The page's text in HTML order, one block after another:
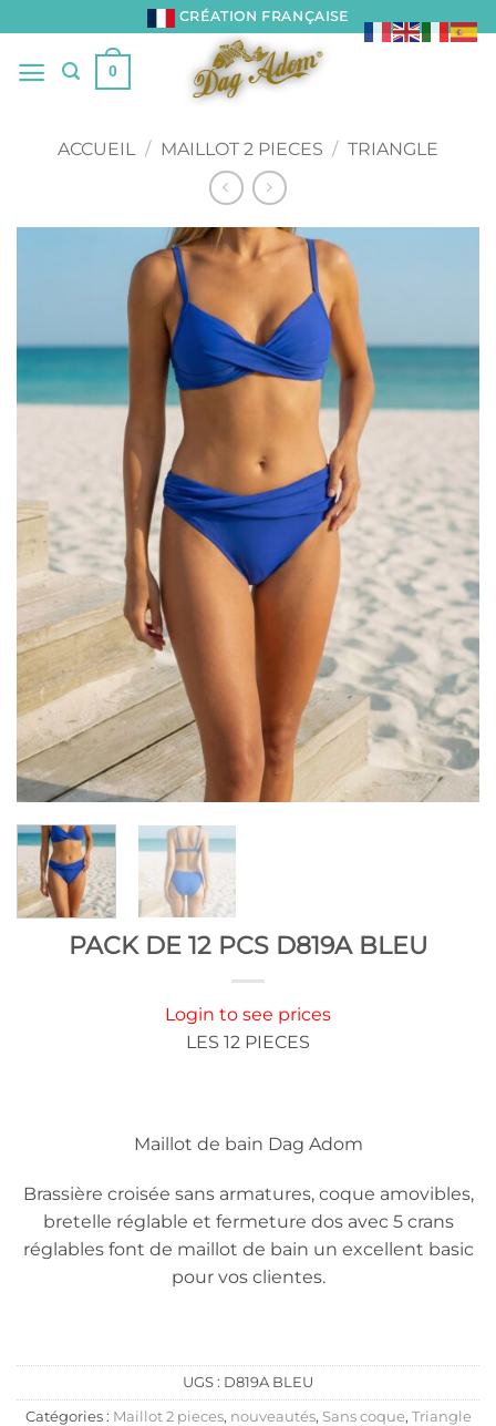
au
contenu
CRÉATION FRANÇAISE
0
ACCUEIL / MAILLOT 2 PIECES / TRIANGLE
PACK DE 12 PCS D819A BLEU
Login to see prices
LES 12 PIECES
Maillot de bain Dag Adom
Brassière croisée sans armatures, coque amovibles,
bretelle réglable et fermeture dos avec 5 crans
réglables font de maillot de bain un excellent basic
pour vos clientes.
UGS : D819A BLEU
Catégories : Maillot 2 pieces, nouveautés, Sans coque, Triangle